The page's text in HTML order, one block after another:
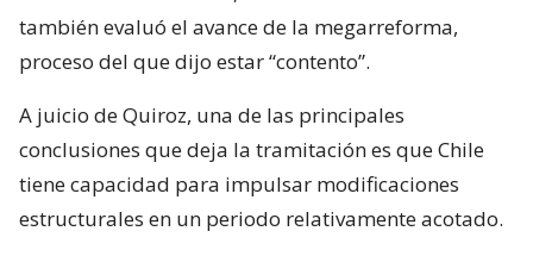
también evaluó el avance de la megarreforma,
proceso del que dijo estar “contento”.
A juicio de Quiroz, una de las principales
conclusiones que deja la tramitación es que Chile
tiene capacidad para impulsar modificaciones
estructurales en un periodo relativamente acotado.